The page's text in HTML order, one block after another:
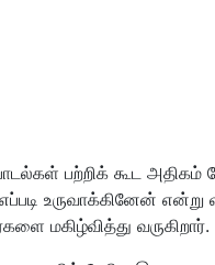
பற்றிக் கூட அதிகம்
உருவாக்கினேன்
மகிழ்வித்து வருகிறார்.